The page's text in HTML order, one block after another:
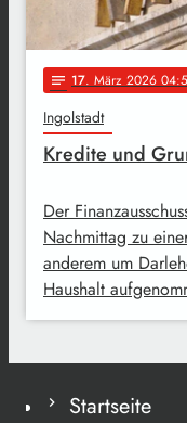
notes 17. März 2026
Ingolstadt
Kredite und
Der
Nachmittag zu
anderem um
Haushalt
Startseite